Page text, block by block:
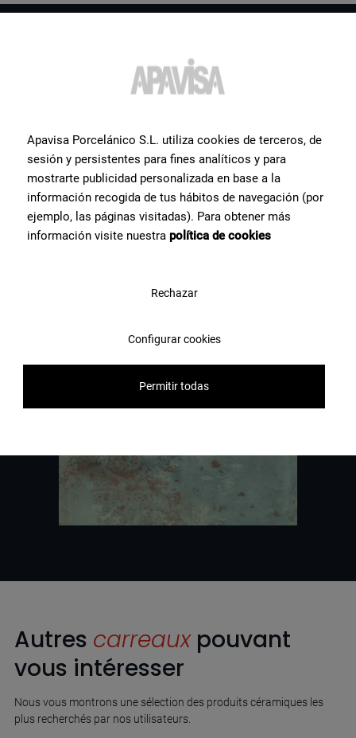
Vous souhaitez obtenir plus
d'informations ou de l'aide
sur un produit?
Prenez contact avec l’équipe de spécialistes céramiques dont nous
disposons chez Apavisa Porcelánico. Nous vous apportons notre
conseil et notre aide pour ce dont vous avez besoin pour réaliser
votre projet.
Autres carreauxpouvant
vous intéresser
Nous vous montrons une sélection des produits céramiques les
plus recherchés par nos utilisateurs.
Apavisa Porcelánico S.L. utiliza cookies de terceros, de
sesión y persistentes para fines analíticos y para
mostrarte publicidad personalizada en base a la
información recogida de tus hábitos de navegación (por
ejemplo, las páginas visitadas). Para obtener más
información visite nuestra política de cookies
Rechazar
Configurar cookies
Permitir todas